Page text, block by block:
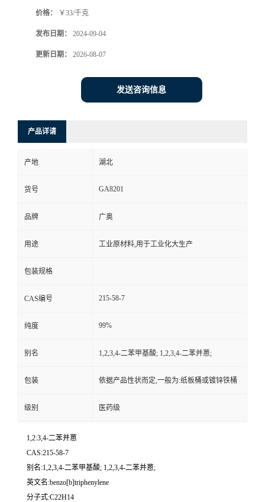
价格： ￥33/千克
发布日期： 2024-09-04
更新日期： 2026-08-07
发送咨询信息
产品详请
产地 湖北
货号 GA8201
品牌 广奥
用途 工业原材料,用于工业化大生产
包装规格
CAS编号 215-58-7
纯度 99%
别名 1,2,3,4-二苯甲基酸; 1,2,3,4-二苯并蒽;
包装 依据产品性状而定,一般为:纸板桶或镀锌铁桶
级别 医药级
1,2:3,4-二苯并蒽
CAS:215-58-7
别名:1,2,3,4-二苯甲基酸; 1,2,3,4-二苯并蒽;
英文名:benzo[b]triphenylene
分子式:C22H14